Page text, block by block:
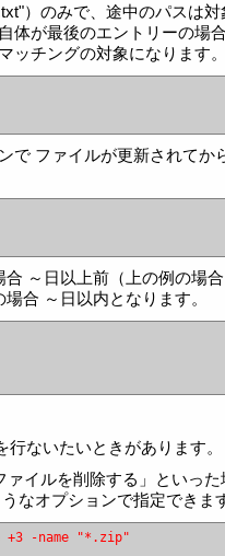
）のみで、途中のパスは対
体が最後のエントリーの場
ッチングの対象になります
で ファイルが更新されてか
～日以上前（上の例の場
合 ～日以内となります。
ないたいときがあります。
ァイルを削除する」といった
なオプションで指定できま
+3
-name "*.zip"